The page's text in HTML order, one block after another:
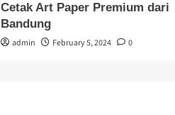
Cetak Art Paper Premium dari
Bandung
admin February 5, 2024 0